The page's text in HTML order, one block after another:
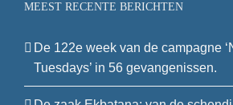
MEEST RECENTE BERICHTEN
De 122e week van de campagne
Tuesdays’ in 56 gevangenissen.